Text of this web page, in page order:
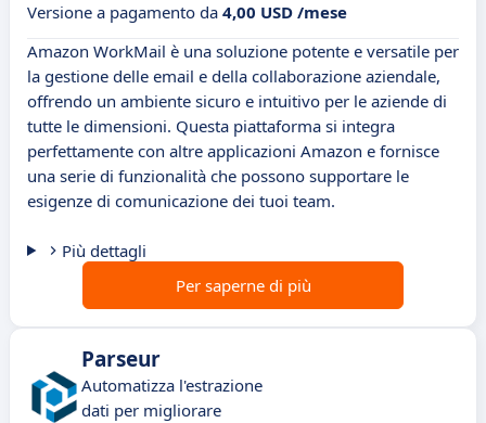
Versione a pagamento da 4,00 USD /mese
Amazon WorkMail è una soluzione potente e versatile per
la gestione delle email e della collaborazione aziendale,
offrendo un ambiente sicuro e intuitivo per le aziende di
tutte le dimensioni. Questa piattaforma si integra
perfettamente con altre applicazioni Amazon e fornisce
una serie di funzionalità che possono supportare le
esigenze di comunicazione dei tuoi team.
Più dettagli
Per saperne di più
Parseur
Automatizza l'estrazione
dati per migliorare